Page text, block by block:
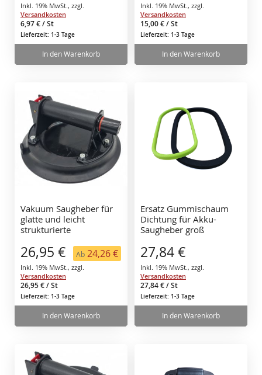
Inkl. 19% MwSt. , zzgl.
Versandkosten
6,97 €/ St
Lieferzeit: 1-3 Tage
In den Warenkorb
Inkl. 19% MwSt. , zzgl.
Versandkosten
15,00 €/ St
Lieferzeit: 1-3 Tage
In den Warenkorb
Vakuum Saugheber für
glatte und leicht
strukturierte
26,95 € Ab 24,26 €
Inkl. 19% MwSt. , zzgl.
Versandkosten
26,95 €/ St
Lieferzeit: 1-3 Tage
In den Warenkorb
Ersatz Gummischaum
Dichtung für Akku-
Saugheber groß
Vakuumsauger
27,84 €
Inkl. 19% MwSt. , zzgl.
Versandkosten
27,84 €/ St
Lieferzeit: 1-3 Tage
In den Warenkorb